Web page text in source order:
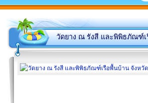
วัดยาง ณ รังสี และพิพิธภัณฑ์